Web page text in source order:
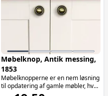
Møbelknop, Antik messing,
1853
Møbelknopperne er en nem løsning
til opdatering af gamle møbler, hvor
de tilføjer både funktionalitet og